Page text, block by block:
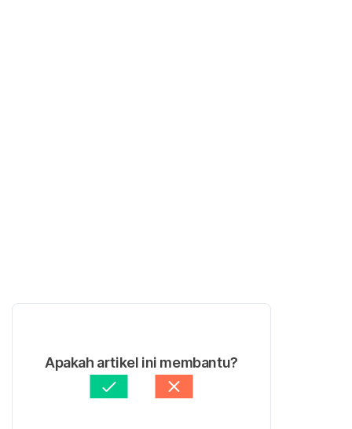
Apakah artikel ini membantu?